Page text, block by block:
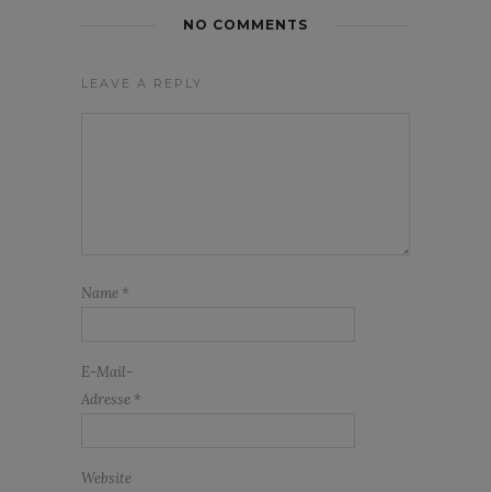
NO COMMENTS
LEAVE A REPLY
Name *
E-Mail-
Adresse *
Website